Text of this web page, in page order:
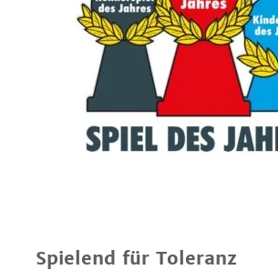
Spielend für Toleranz